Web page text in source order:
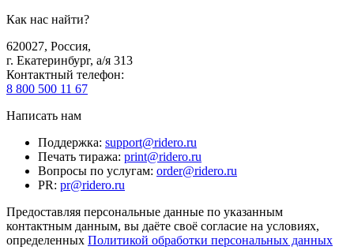
Как нас найти?
620027, Россия,
г. Екатеринбург, а/я 313
Контактный телефон:
8 800 500 11 67
Написать нам
Поддержка: support@ridero.ru
Печать тиража: print@ridero.ru
Вопросы по услугам: order@ridero.ru
PR: pr@ridero.ru
Предоставляя персональные данные по указанным
контактным данным, вы даёте своё согласие на условиях,
определенных Политикой обработки персональных данных